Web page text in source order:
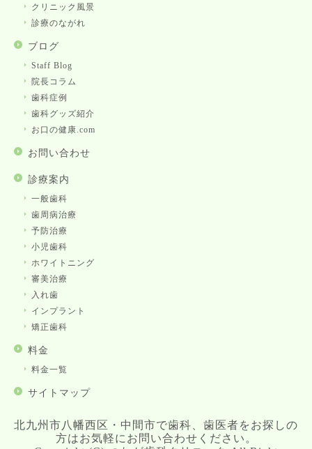
クリニック風景
診療のながれ
ブログ
Staff Blog
院長コラム
歯科症例
歯科グッズ紹介
お口の健康.com
お問い合わせ
診療案内
一般歯科
歯周病治療
予防治療
小児歯科
ホワイトニング
審美治療
入れ歯
インプラント
矯正歯科
料金
料金一覧
サイトマップ
北九州市八幡西区・中間市で歯科、歯医者をお探しの
方はお気軽にお問い合わせください。